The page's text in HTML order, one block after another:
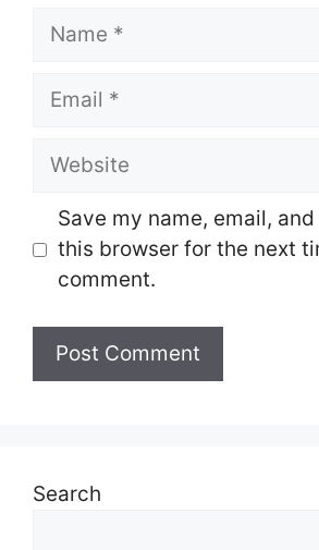
Name
Email
Website
Save my name, email,
this browser for the next
comment.
Search